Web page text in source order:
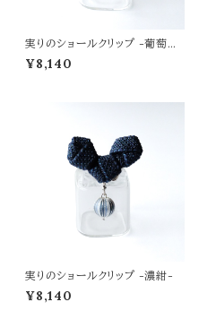
実りのショールクリップ -葡萄
色-
¥8,140
実りのショールクリップ -濃紺-
¥8,140